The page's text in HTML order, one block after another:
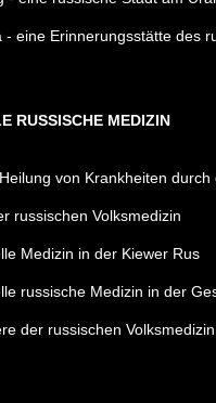
- eine Erinnerungsstätte des
RUSSISCHE MEDIZIN
von Krankheiten durch
russischen Volksmedizin
Medizin in der Kiewer Rus
russische Medizin in der
der russischen Volksmedizin